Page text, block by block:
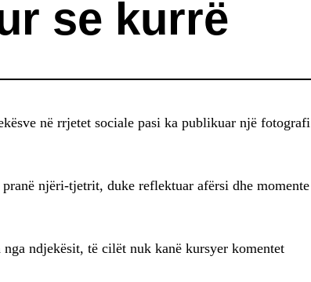
se kurrë
në rrjetet sociale pasi ka publikuar një fotografi
njëri-tjetrit, duke reflektuar afërsi dhe momente
ndjekësit, të cilët nuk kanë kursyer komentet